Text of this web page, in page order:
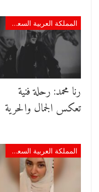
المملكة العربية السعودية
رنا محمد: رحلة فنية
تعكس الجمال والحرية
المملكة العربية السعودية